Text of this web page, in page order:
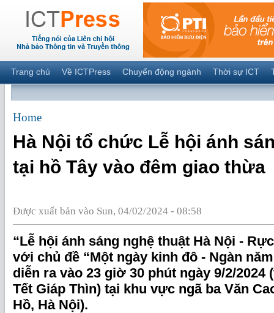
Trang chủ Về ICTPress Chuyển động ngành Thời sự ICT
Home
Hà Nội tổ chức Lễ hội ánh
tại hồ Tây vào đêm giao thừa
Được xuất bản vào Sun, 04/02/2024 - 08:58
“Lễ hội ánh sáng nghệ thuật Hà Nội -
với chủ đề “Một ngày kinh đô - Ngàn
diễn ra vào 23 giờ 30 phút ngày 9/2/
Tết Giáp Thìn) tại khu vực ngã ba Văn
Hồ, Hà Nội).